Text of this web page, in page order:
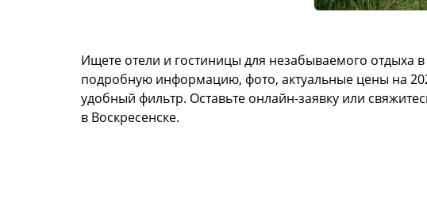
Ищете отели и гостиницы для незабываемого отдыха
подробную информацию, фото, актуальные цены на
удобный фильтр. Оставьте онлайн-заявку или
в Воскресенске.